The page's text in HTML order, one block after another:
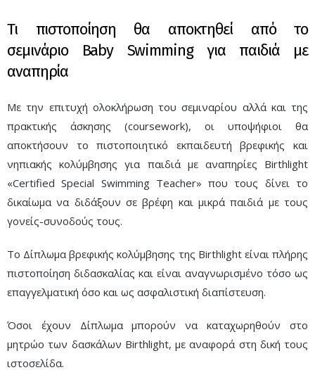
Τι πιστοποίηση θα αποκτηθεί από το
σεμινάριο Baby Swimming για παιδιά με
αναπηρία
Με την επιτυχή ολοκλήρωση του σεμιναρίου αλλά και της
πρακτικής άσκησης (coursework), οι υποψήφιοι θα
αποκτήσουν το πιστοποιητικό εκπαιδευτή βρεφικής και
νηπιακής κολύμβησης για παιδιά με αναπηρίες Birthlight
«Certified Special Swimming Teacher» που τους δίνει το
δικαίωμα να διδάξουν σε βρέφη και μικρά παιδιά με τους
γονείς-συνοδούς τους.
Το Δίπλωμα βρεφικής κολύμβησης της Birthlight είναι πλήρης
πιστοποίηση διδασκαλίας και είναι αναγνωρισμένο τόσο ως
επαγγελματική όσο και ως ασφαλιστική διαπίστευση.
Όσοι έχουν Δίπλωμα μπορούν να καταχωρηθούν στο
μητρώο των δασκάλων Birthlight, με αναφορά στη δική τους
ιστοσελίδα.